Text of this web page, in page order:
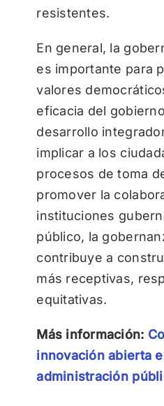
resistentes.
En general, la
es importante para
valores
eficacia del
desarrollo
implicar a los
procesos de toma
promover la
instituciones
público, la
contribuye a
más receptivas,
equitativas.
Más información:
innovación abierta
administración